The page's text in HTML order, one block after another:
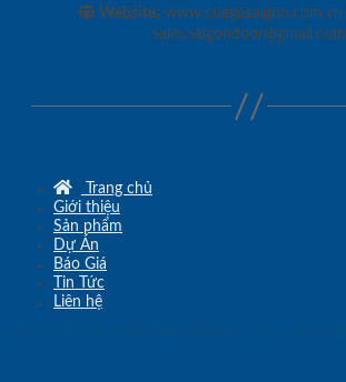
Website: www.cuagosaigon.com.vn
sales.saigondoor@gmail.com
Trang chủ
Giới thiệu
Sản phẩm
Dự Án
Báo Giá
Tin Tức
Liên hệ